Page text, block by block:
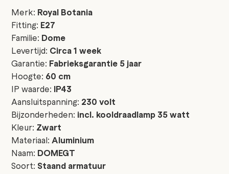
Merk: Royal Botania
Fitting: E27
Familie: Dome
Levertijd: Circa 1 week
Garantie: Fabrieksgarantie 5 jaar
Hoogte: 60 cm
IP waarde: IP43
Aansluitspanning: 230 volt
Bijzonderheden: incl. kooldraadlamp 35 watt
Kleur: Zwart
Materiaal: Aluminium
Naam: DOMEGT
Soort: Staand armatuur